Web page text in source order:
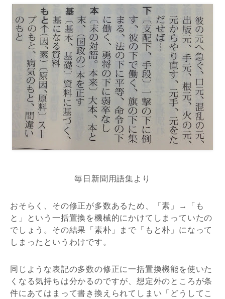
毎日新聞用語集より
おそらく、その修正が多数あるため、「素」→「も
と」という一括置換を機械的にかけてしまっていたの
でしょう。その結果「素朴」まで「もと朴」になって
しまったというわけです。
同じような表記の多数の修正に一括置換機能を使いた
くなる気持ちは分かるのですが、想定外のところが条
件にあてはまって書き換えられてしまい「どうしてこ